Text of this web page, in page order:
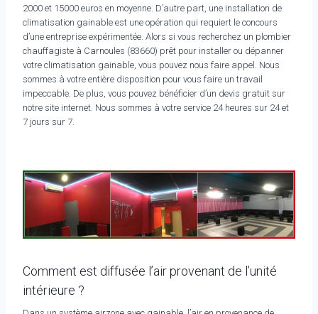
2000 et 15000 euros en moyenne. D’autre part, une installation de
climatisation gainable est une opération qui requiert le concours
d’une entreprise expérimentée. Alors si vous recherchez un plombier
chauffagiste à Carnoules (83660) prêt pour installer ou dépanner
votre climatisation gainable, vous pouvez nous faire appel. Nous
sommes à votre entière disposition pour vous faire un travail
impeccable. De plus, vous pouvez bénéficier d’un devis gratuit sur
notre site internet. Nous sommes à votre service 24 heures sur 24 et
7 jours sur 7.
Comment est diffusée l’air provenant de l’unité
intérieure ?